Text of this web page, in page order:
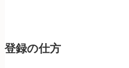
登録の仕方